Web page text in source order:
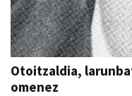
Otoitzaldia,
omenez